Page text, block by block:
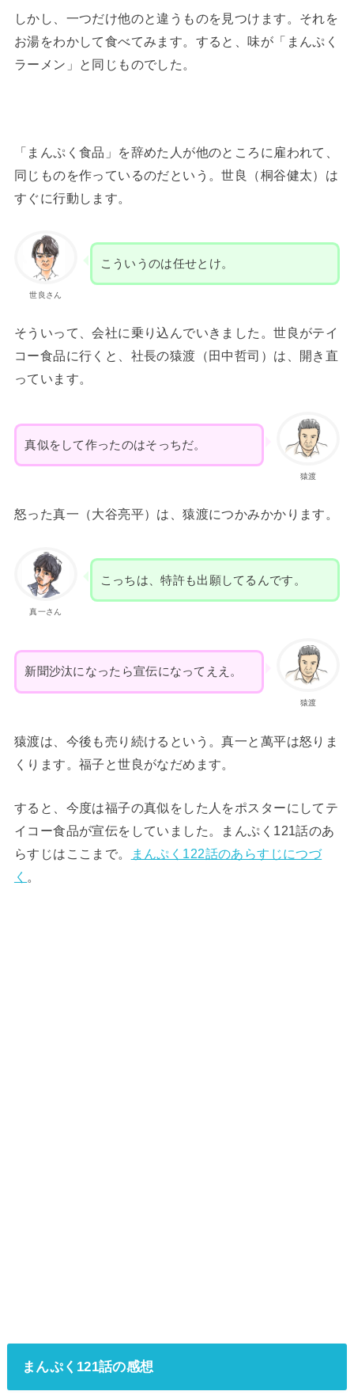
しかし、一つだけ他のと違うものを見つけます。それを
お湯をわかして食べてみます。すると、味が「まんぷく
ラーメン」と同じものでした。
「まんぷく食品」を辞めた人が他のところに雇われて、
同じものを作っているのだという。世良（桐谷健太）は
すぐに行動します。
世良さん
こういうのは任せとけ。
そういって、会社に乗り込んでいきました。世良がテイ
コー食品に行くと、社長の猿渡（田中哲司）は、開き直
っています。
猿渡
真似をして作ったのはそっちだ。
怒った真一（大谷亮平）は、猿渡につかみかかります。
真一さん
こっちは、特許も出願してるんです。
猿渡
新聞沙汰になったら宣伝になってええ。
猿渡は、今後も売り続けるという。真一と萬平は怒りま
くります。福子と世良がなだめます。
すると、今度は福子の真似をした人をポスターにしてテ
イコー食品が宣伝をしていました。まんぷく121話のあ
らすじはここまで。
まんぷく122話のあらすじにつづ
く 。
まんぷく121話の感想